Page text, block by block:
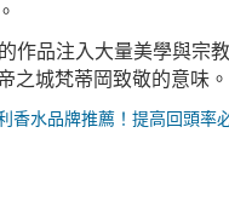
作品注入大量美學與宗
之城梵蒂岡致敬的意味。
香水品牌推薦！提高回頭率